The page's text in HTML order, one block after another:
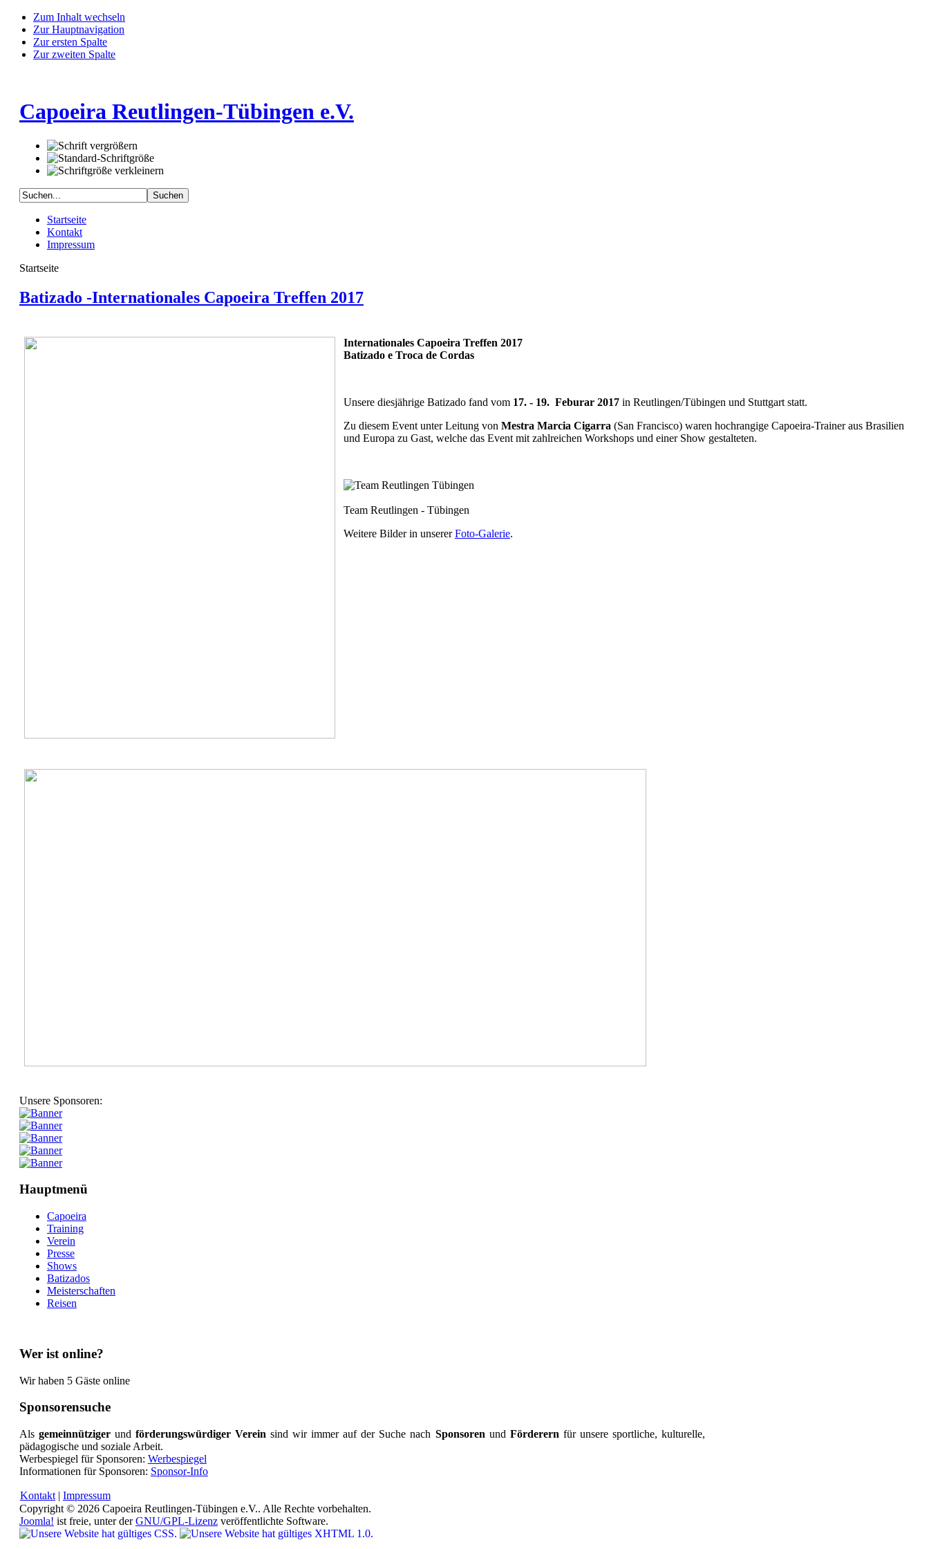
Zum Inhalt wechseln
Zur Hauptnavigation
Zur ersten Spalte
Zur zweiten Spalte
Capoeira Reutlingen-Tübingen e.V.
Startseite
Kontakt
Impressum
Startseite
Batizado -Internationales Capoeira Treffen 2017
Internationales Capoeira Treffen 2017
Batizado e Troca de Cordas
Unsere diesjährige Batizado fand vom 17. - 19. Feburar 2017in Reutlingen/Tübingen und Stuttgart statt.
Zu diesem Event unter Leitung von Mestra Marcia Cigarra (San Francisco) waren hochrangige Capoeira-Trainer aus Brasilien
und Europa zu Gast, welche das Event mit zahlreichen Workshops und einer Show gestalteten.
Team Reutlingen - Tübingen
Weitere Bilder in unsererFoto-Galerie.
Unsere Sponsoren:
Hauptmenü
Capoeira
Training
Verein
Presse
Shows
Batizados
Meisterschaften
Reisen
Wer ist online?
Wir haben 5 Gäste online
Sponsorensuche
Als gemeinnützigerundförderungswürdiger Verein sind wir immer auf der Suche nach Sponsoren und Förderern für unsere sportliche, kulturelle,
pädagogische und soziale Arbeit.
Werbespiegel für Sponsoren: Werbespiegel
Informationen für Sponsoren: Sponsor-Info
Kontakt| Impressum
Copyright © 2026 Capoeira Reutlingen-Tübingen e.V.. Alle Rechte vorbehalten.
Joomla! ist freie, unter derGNU/GPL-Lizenzveröffentlichte Software.